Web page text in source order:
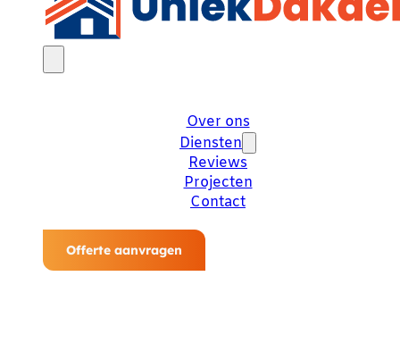
Over ons
Diensten
Reviews
Projecten
Contact
Offerte aanvragen